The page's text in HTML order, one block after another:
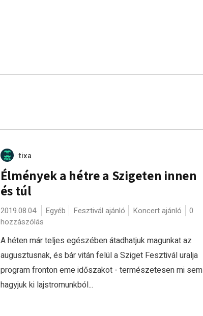
tixa
Élmények a hétre a Szigeten innen
és túl
2019.08.04. Egyéb Fesztivál ajánló Koncert ajánló
0
hozzászólás
A héten már teljes egészében átadhatjuk magunkat az
augusztusnak, és bár vitán felül a Sziget Fesztivál uralja
program fronton eme időszakot - természetesen mi sem
hagyjuk ki lajstromunkból...